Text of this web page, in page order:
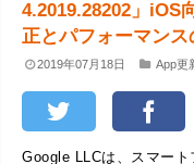
4.2019.28202」iOS
正とパフォーマンス
2019年07月18日 App更
Google LLCは、スマー